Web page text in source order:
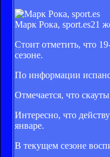
Марк Рока, sport.es21
Стоит отметить, что
сезоне.
По информации
Отмечается, что
Интересно, что
январе.
В текущем сезоне